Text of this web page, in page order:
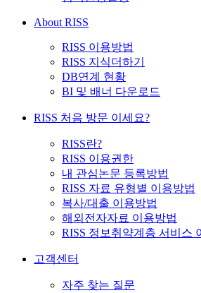
About RISS
RISS 이용방법
RISS 지식더하기
DB연계 현황
BI 및 배너 다운로드
RISS 처음 방문 이세요?
RISS란?
RISS 이용권한
내 관심논문 등록방법
RISS 자료 유형별 이용방법
복사/대출 이용방법
해외전자자료 이용방법
RISS 정보취약계층 서비스
고객센터
자주 찾는 질문